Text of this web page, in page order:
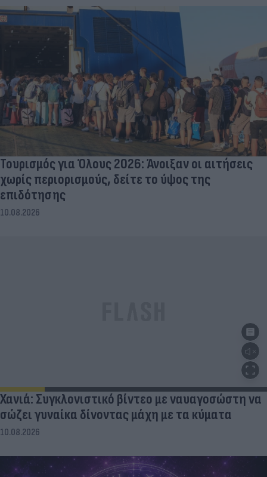
Τουρισμός για Όλους 2026: Άνοιξαν οι αιτήσεις
χωρίς περιορισμούς, δείτε το ύψος της
επιδότησης
10.08.2026
Χανιά: Συγκλονιστικό βίντεο με ναυαγοσώστη να
σώζει γυναίκα δίνοντας μάχη με τα κύματα
10.08.2026